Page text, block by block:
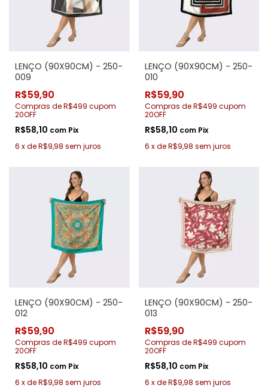
LENÇO (90X90CM) - 250-
009
R$59,90
Compras de R$499 cupom
20OFF
R$58,10 com Pix
6 xdeR$9,98 sem juros
LENÇO (90X90CM) - 250-
010
R$59,90
Compras de R$499 cupom
20OFF
R$58,10 com Pix
6 xdeR$9,98 sem juros
LENÇO (90X90CM) - 250-
012
R$59,90
Compras de R$499 cupom
20OFF
R$58,10 com Pix
6 xdeR$9,98 sem juros
LENÇO (90X90CM) - 250-
013
R$59,90
Compras de R$499 cupom
20OFF
R$58,10 com Pix
6 xdeR$9,98 sem juros